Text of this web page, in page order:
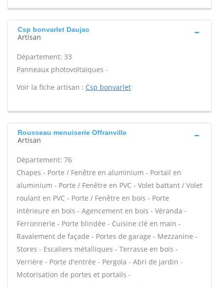
Csp bonvarlet Daujac
Artisan
Département: 33
Panneaux photovoltaïques -
Voir la fiche artisan : Csp bonvarlet
Rousseau menuiserie Offranville
Artisan
Département: 76
Chapes - Porte / Fenêtre en aluminium - Portail en
aluminium - Porte / Fenêtre en PVC - Volet battant / Volet
roulant en PVC - Porte / Fenêtre en bois - Porte
intérieure en bois - Agencement en bois - Véranda -
Ferronnerie - Porte blindée - Cuisine clé en main -
Ravalement de façade - Portes de garage - Mezzanine -
Stores - Escaliers métalliques - Terrasse en bois -
Verrière - Porte d'entrée - Pergola - Abri de jardin -
Motorisation de portes et portails -